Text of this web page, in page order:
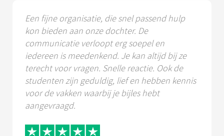
Een fijne organisatie, die snel passend hulp
kon bieden aan onze dochter. De
communicatie verloopt erg soepel en
iedereen is meedenkend. Je kan altijd bij ze
terecht voor vragen. Snelle reactie. Ook de
studenten zijn geduldig, lief en hebben kennis
voor de vakken waarbij je bijles hebt
aangevraagd.